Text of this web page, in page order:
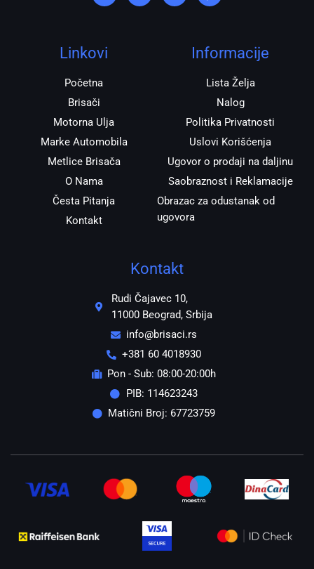
t
r
a
e
t
e
Linkovi
Početna
Brisači
Motorna Ulja
Marke Automobila
Metlice Brisača
O Nama
Česta Pitanja
Kontakt
Informacije
Lista Želja
Nalog
Politika Privatnosti
Uslovi Korišćenja
Ugovor o prodaji na daljinu
Saobraznost i Reklamacije
Obrazac za odustanak od
ugovora
Kontakt
Rudi Čajavec 10,
11000 Beograd, Srbija
info@brisaci.rs
+381 60 4018930
Pon - Sub: 08:00-20:00h
PIB: 114623243
Matični Broj: 67723759